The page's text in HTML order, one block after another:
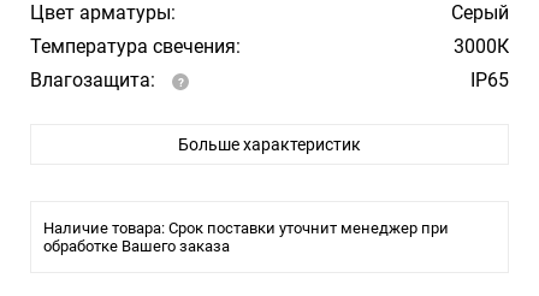
Цвет арматуры:
Серый
Температура свечения:
3000К
Влагозащита:
IP65
Больше характеристик
Наличие товара: Срок поставки уточнит менеджер при
обработке Вашего заказа